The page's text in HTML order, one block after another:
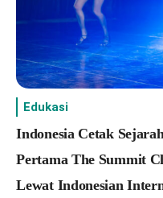
Edukasi
Indonesia Cetak
Pertama The Summit
Lewat Indonesian